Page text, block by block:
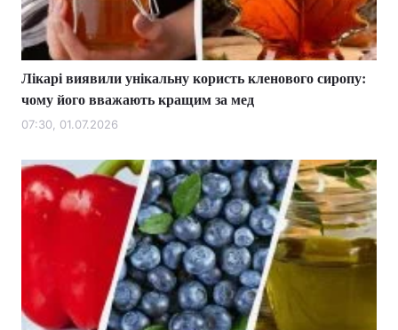
Лікарі виявили унікальну користь кленового сиропу:
чому його вважають кращим за мед
07:30, 01.07.2026